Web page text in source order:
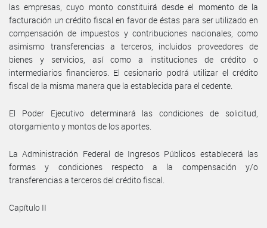
las empresas, cuyo monto constituirá desde el momento de la
facturación un crédito fiscal en favor de éstas para ser utilizado en
compensación de impuestos y contribuciones nacionales, como
asimismo transferencias a terceros, incluidos proveedores de
bienes y servicios, así como a instituciones de crédito o
intermediarios financieros. El cesionario podrá utilizar el crédito
fiscal de la misma manera que la establecida para el cedente.
El Poder Ejecutivo determinará las condiciones de solicitud,
otorgamiento y montos de los aportes.
La Administración Federal de Ingresos Públicos establecerá las
formas y condiciones respecto a la compensación y/o
transferencias a terceros del crédito fiscal.
Capítulo II